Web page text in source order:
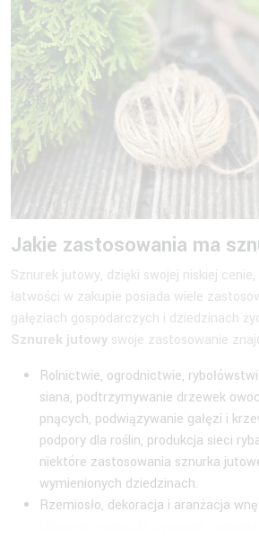
Jakie zastosowania ma
Sznurek jutowy, dzięki swojej niskiej
łatwości w zakupie posiada wiele
gałęziach gospodarczych i dziedzinach
Sznurek jutowy swoje zastosowanie
Rolnictwie, ogrodnictwie,
siana, podtrzymywanie drzewek
pnących, podwiązywanie gałęzi i
podpory dla roślin, produkcja sieci
niektóre zastosowania sznurka
wymienionych dziedzinach.
Rzemiosło, dekoracja i aranżacja
biżuteria, poduszki, dywaniki,